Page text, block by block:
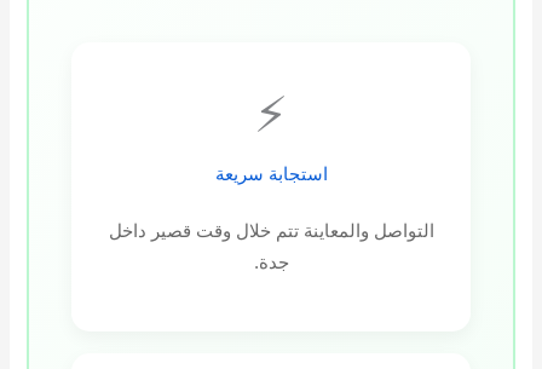
⚡
استجابة سريعة
التواصل والمعاينة تتم خلال وقت قصير داخل
جدة.